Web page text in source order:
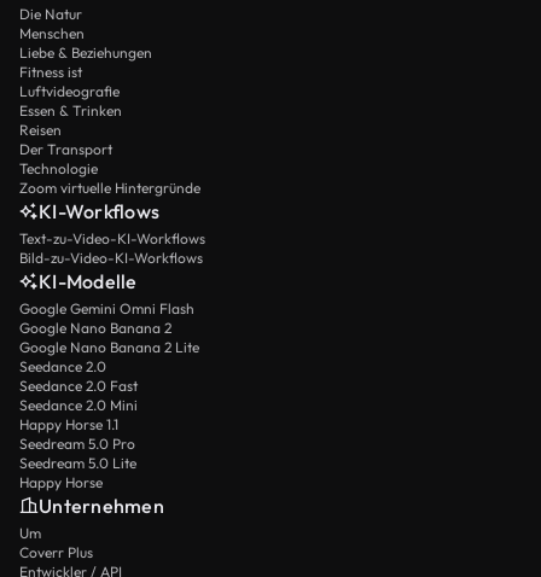
Die Natur
Menschen
Liebe & Beziehungen
Fitness ist
Luftvideografie
Essen & Trinken
Reisen
Der Transport
Technologie
Zoom virtuelle Hintergründe
KI-Workflows
Text-zu-Video-KI-Workflows
Bild-zu-Video-KI-Workflows
KI-Modelle
Google Gemini Omni Flash
Google Nano Banana 2
Google Nano Banana 2 Lite
Seedance 2.0
Seedance 2.0 Fast
Seedance 2.0 Mini
Happy Horse 1.1
Seedream 5.0 Pro
Seedream 5.0 Lite
Happy Horse
Unternehmen
Um
Coverr Plus
Entwickler / API